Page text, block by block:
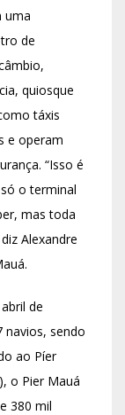
uma
de
quiosque
táxis
e operam
“Isso é
o terminal
mas toda
Alexandre
de
navios, sendo
ao Píer
o Pier Mauá
380 mil